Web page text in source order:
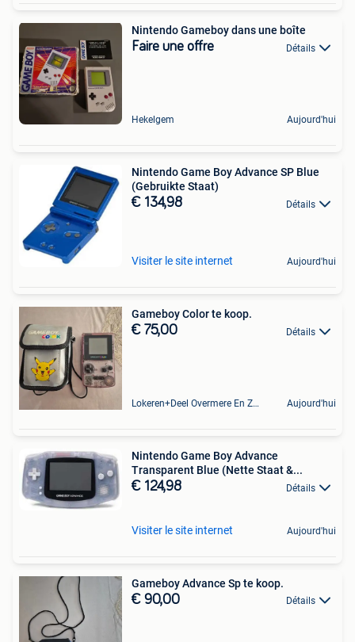
Nintendo Gameboy dans une boîte
Faire une offre Détails
Hekelgem Aujourd'hui
Nintendo Game Boy Advance SP Blue
(Gebruikte Staat)
€ 134,98 Détails
Visiter le site internet Aujourd'hui
Gameboy Color te koop.
€ 75,00 Détails
Lokeren+Deel Overmere En Zele Aujourd'hui
Nintendo Game Boy Advance
Transparent Blue (Nette Staat &...
€ 124,98 Détails
Visiter le site internet Aujourd'hui
Gameboy Advance Sp te koop.
€ 90,00 Détails